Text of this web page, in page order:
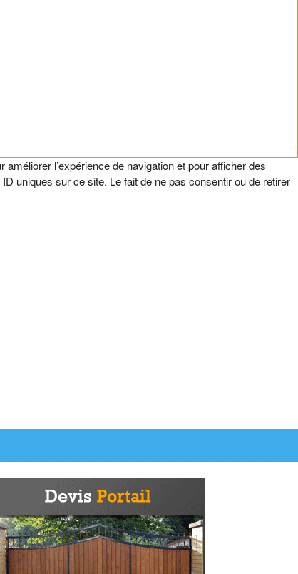
l’expérience de navigation et pour afficher des
uniques sur ce site. Le fait de ne pas consentir ou de retirer